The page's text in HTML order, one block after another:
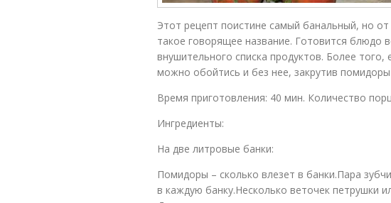
Этот рецепт поистине самый банальный, но
такое говорящее название. Готовится блюдо
внушительного списка продуктов. Более того,
можно обойтись и без нее, закрутив
Время приготовления: 40 мин. Количество
Ингредиенты:
На две литровые банки:
Помидоры – сколько влезет в банки.Пара
в каждую банку.Несколько веточек петрушки